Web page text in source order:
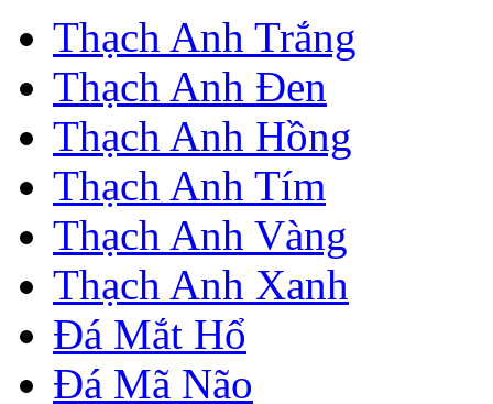
Thạch Anh Trắng
Thạch Anh Đen
Thạch Anh Hồng
Thạch Anh Tím
Thạch Anh Vàng
Thạch Anh Xanh
Đá Mắt Hổ
Đá Mã Não